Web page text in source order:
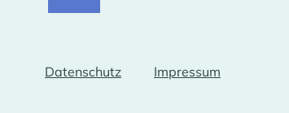
Datenschutz Impressum